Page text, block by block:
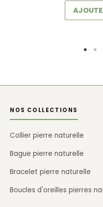
NOS COLLECTIONS
Collier pierre naturelle
Bague pierre naturelle
Bracelet pierre naturelle
Boucles d'oreilles pierres